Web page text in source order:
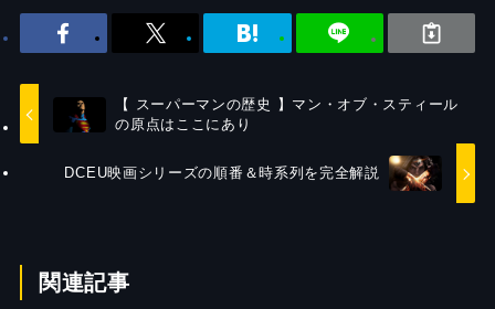
【 スーパーマンの歴史 】マン・オブ・スティール
の原点はここにあり
DCEU映画シリーズの順番＆時系列を完全解説
関連記事